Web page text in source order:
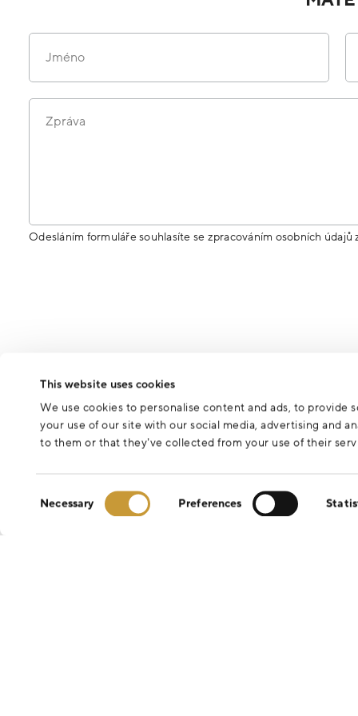
This website uses cookies
We use cookies to personalise content and ads, to provide
your use of our site with our social media, advertising and
to them or that they’ve collected from your use of their
Necessary Preferences
Jméno
Zpráva
Odesláním formuláře souhlasíte se zpracováním osobních údajů